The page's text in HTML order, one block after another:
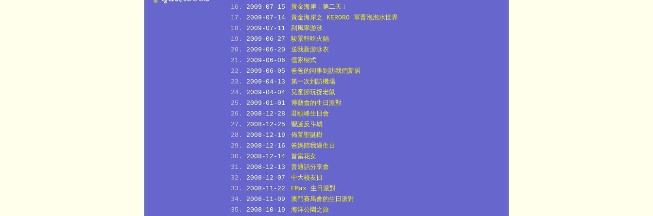
2009-07-15
黃金海岸﹝第二天﹞
2009-07-14
黃金海岸之 KERORO 軍曹泡泡水世界
2009-07-11
刮風學游泳
2009-06-27
駿景軒吃火鍋
2009-06-20
送我新游泳衣
2009-06-06
儒家樹式
2009-06-05
爸爸的同事到訪我們新居
2009-04-13
第一次到訪機場
2009-04-04
兒童節玩捉老鼠
2009-01-01
博藝會的生日派對
2008-12-28
君頤峰生日會
2008-12-25
聖誕反斗城
2008-12-19
佈置聖誕樹
2008-12-16
爸媽陪我過生日
2008-12-14
首當花女
2008-12-13
普通話分享會
2008-12-07
中大校友日
2008-11-22
EMax 生日派對
2008-11-09
澳門賽馬會的生日派對
2008-10-19
海洋公園之旅